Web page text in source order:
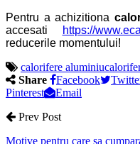
Pentru a achizitiona
accesati
https://
reducerile momentului!
calorifere aluminiu
Share
Facebook
Pinterest
Email
Prev Post
Motive pentru care sa